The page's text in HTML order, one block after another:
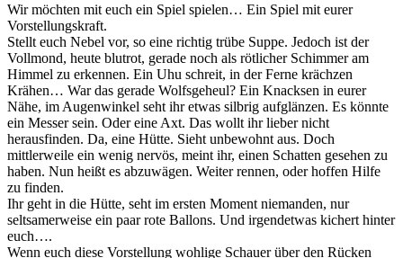
Wir möchten mit euch ein Spiel spielen… Ein Spiel mit eurer
Vorstellungskraft.
Stellt euch Nebel vor, so eine richtig trübe Suppe. Jedoch ist der
Vollmond, heute blutrot, gerade noch als rötlicher Schimmer am
Himmel zu erkennen. Ein Uhu schreit, in der Ferne krächzen
Krähen… War das gerade Wolfsgeheul? Ein Knacksen in eurer
Nähe, im Augenwinkel seht ihr etwas silbrig aufglänzen. Es könnte
ein Messer sein. Oder eine Axt. Das wollt ihr lieber nicht
herausfinden. Da, eine Hütte. Sieht unbewohnt aus. Doch
mittlerweile ein wenig nervös, meint ihr, einen Schatten gesehen zu
haben. Nun heißt es abzuwägen. Weiter rennen, oder hoffen Hilfe
zu finden.
Ihr geht in die Hütte, seht im ersten Moment niemanden, nur
seltsamerweise ein paar rote Ballons. Und irgendetwas kichert hinter
euch….
Wenn euch diese Vorstellung wohlige Schauer über den Rücken